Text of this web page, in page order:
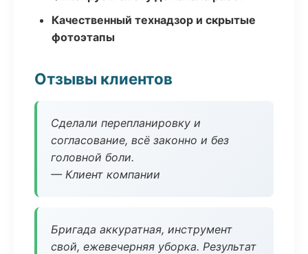
Качественный технадзор и скрытые
фотоэтапы
Отзывы клиентов
Сделали перепланировку и
согласование, всё законно и без
головной боли.
— Клиент компании
Бригада аккуратная, инструмент
свой, ежевечерняя уборка. Результат